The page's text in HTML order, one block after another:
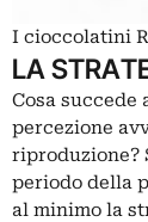
I cioccolatini
LA
Cosa
percezione
riproduzione?
periodo della
al minimo la